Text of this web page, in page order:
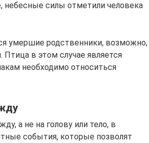
небесные силы отметили человека
умершие родственники, возможно,
в этом случае является
необходимо относиться
а не на голову или тело, в
события, которые позволят